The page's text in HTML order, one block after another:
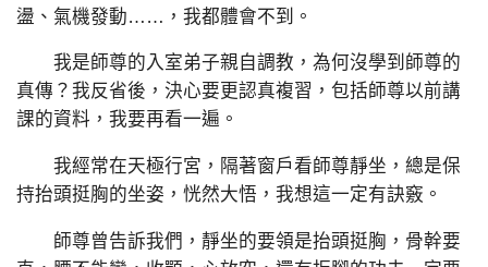
盪、氣機發動……，我都體會不到。
我是師尊的入室弟子親自調教，為何沒學到師尊的
真傳？我反省後，決心要更認真複習，包括師尊以前講
課的資料，我要再看一遍。
我經常在天極行宮，隔著窗戶看師尊靜坐，總是保
持抬頭挺胸的坐姿，恍然大悟，我想這一定有訣竅。
師尊曾告訴我們，靜坐的要領是抬頭挺胸，骨幹要